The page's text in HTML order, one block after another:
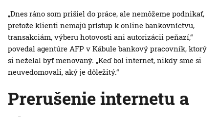
„Dnes ráno som prišiel do práce, ale nemôžeme podnikať,
pretože klienti nemajú prístup k online bankovníctvu,
transakciám, výberu hotovosti ani autorizácii peňazí,“
povedal agentúre AFP v Kábule bankový pracovník, ktorý
si neželal byť menovaný. „Keď bol internet, nikdy sme si
neuvedomovali, aký je dôležitý.“
Prerušenie internetu a